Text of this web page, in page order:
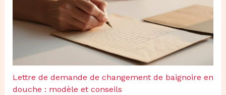
Lettre de demande de changement de baignoire en
douche : modèle et conseils